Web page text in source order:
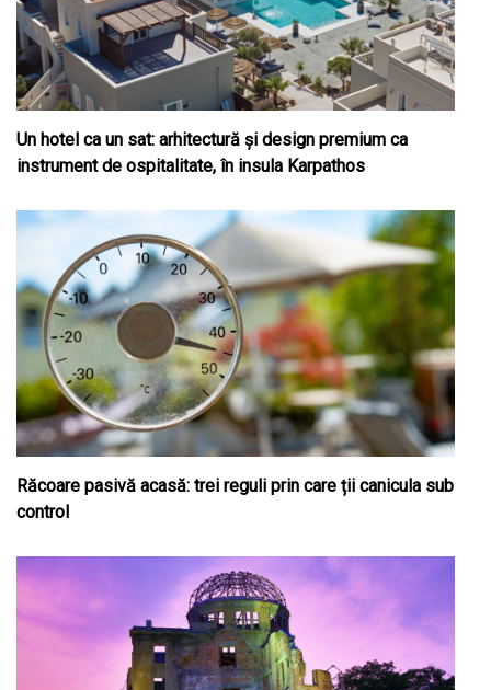
Un hotel ca un sat: arhitectură și design premium ca
instrument de ospitalitate, în insula Karpathos
Răcoare pasivă acasă: trei reguli prin care ții canicula sub
control